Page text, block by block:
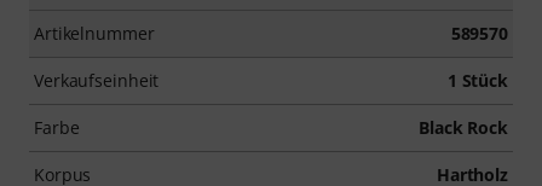
Artikelnummer 589570
Verkaufseinheit 1 Stück
Farbe Black Rock
Korpus Hartholz